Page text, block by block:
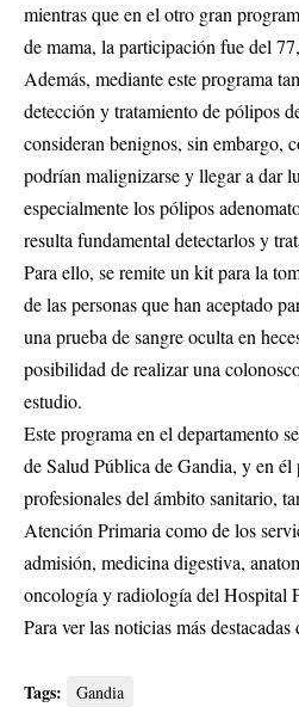
mientras que en el otro gran
de mama, la participación fue del
Además, mediante este programa
detección y tratamiento de pólipos
consideran benignos, sin embargo,
podrían malignizarse y llegar a dar
especialmente los pólipos
resulta fundamental detectarlos y
Para ello, se remite un kit para la
de las personas que han aceptado
una prueba de sangre oculta en
posibilidad de realizar una
estudio.
Este programa en el departamento
de Salud Pública de Gandia, y en
profesionales del ámbito sanitario,
Atención Primaria como de los
admisión, medicina digestiva,
oncología y radiología del Hospital
Para ver las noticias más destacadas
Tags: Gandia